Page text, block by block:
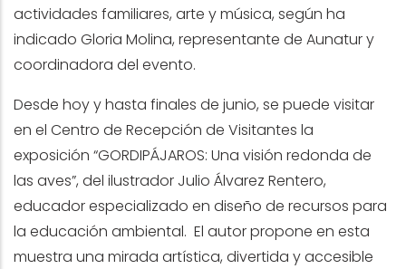
actividades familiares, arte y música, según ha
indicado Gloria Molina, representante de Aunatur y
coordinadora del evento.
Desde hoy y hasta finales de junio, se puede visitar
en el Centro de Recepción de Visitantes la
exposición “GORDIPÁJAROS: Una visión redonda de
las aves”, del ilustrador Julio Álvarez Rentero,
educador especializado en diseño de recursos para
la educación ambiental. El autor propone en esta
muestra una mirada artística, divertida y accesible